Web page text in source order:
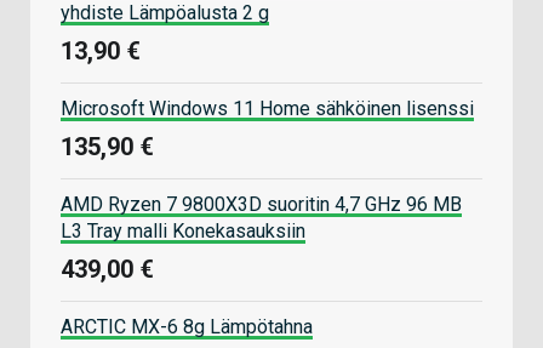
yhdiste Lämpöalusta 2 g
13,90 €
Microsoft Windows 11 Home sähköinen lisenssi
135,90 €
AMD Ryzen 7 9800X3D suoritin 4,7 GHz 96 MB
L3 Tray malli Konekasauksiin
439,00 €
ARCTIC MX-6 8g Lämpötahna